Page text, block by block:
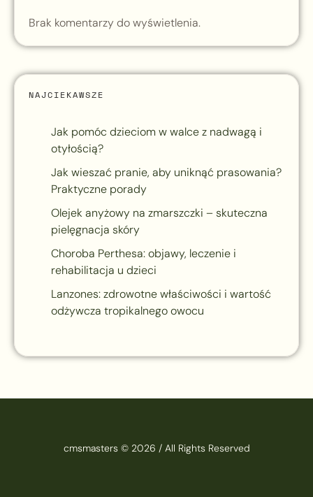
Brak komentarzy do wyświetlenia.
NAJCIEKAWSZE
Jak pomóc dzieciom w walce z nadwagą i
otyłością?
Jak wieszać pranie, aby uniknąć prasowania?
Praktyczne porady
Olejek anyżowy na zmarszczki – skuteczna
pielęgnacja skóry
Choroba Perthesa: objawy, leczenie i
rehabilitacja u dzieci
Lanzones: zdrowotne właściwości i wartość
odżywcza tropikalnego owocu
cmsmasters © 2026 / All Rights Reserved